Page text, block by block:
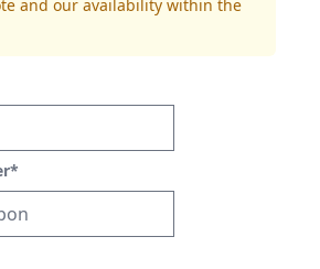
and our availability within the
*